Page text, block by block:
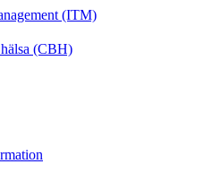
(ITM)
(CBH)